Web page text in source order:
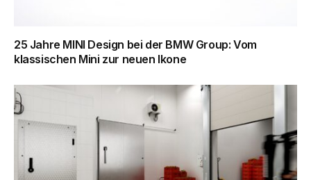
25 Jahre MINI Design bei der BMW Group: Vom
klassischen Mini zur neuen Ikone